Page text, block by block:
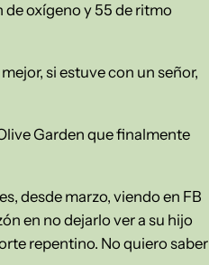
oxígeno y 55 de ritmo
si estuve con un señor,
Garden que finalmente
desde marzo, viendo en FB
en no dejarlo ver a su hijo
repentino. No quiero saber